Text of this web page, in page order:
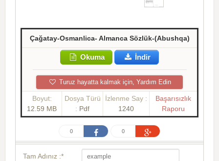
Çağatay-Osmanlica- Almanca Sözlük-(Abushqa)
Okuma İndir
Turuz hayatta kalmak için, Yardım Edin
Boyut:
12.59 MB
Dosya Türü
: Pdf
İzlenme Say :
1240
Başarısızlık
Raporu
0 0
Tam Adınız :*